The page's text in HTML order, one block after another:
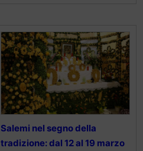
Salemi nel segno della
tradizione: dal 12 al 19 marzo